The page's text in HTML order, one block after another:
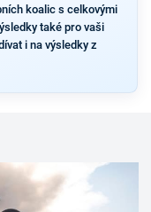
koalic s celkovými
také pro vaši
i na výsledky z